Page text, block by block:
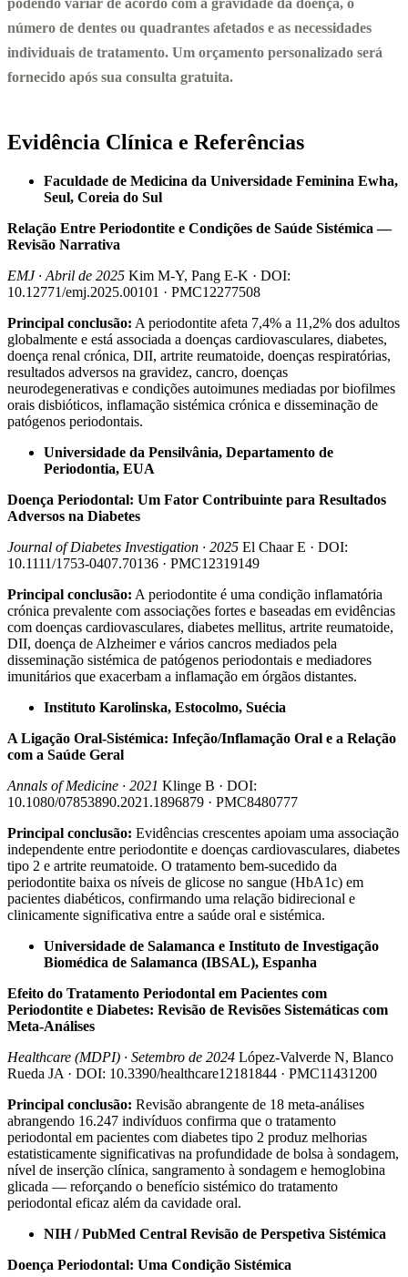
podendo variar de acordo com a gravidade da doença, o
número de dentes ou quadrantes afetados e as necessidades
individuais de tratamento. Um orçamento personalizado será
fornecido após sua consulta gratuita.
Evidência Clínica e Referências
Faculdade de Medicina da Universidade Feminina Ewha,
Seul, Coreia do Sul
Relação Entre Periodontite e Condições de Saúde Sistémica —
Revisão Narrativa
EMJ · Abril de 2025 Kim M-Y, Pang E-K · DOI:
10.12771/emj.2025.00101 · PMC12277508
Principal conclusão: A periodontite afeta 7,4% a 11,2% dos adultos
globalmente e está associada a doenças cardiovasculares, diabetes,
doença renal crónica, DII, artrite reumatoide, doenças respiratórias,
resultados adversos na gravidez, cancro, doenças
neurodegenerativas e condições autoimunes mediadas por biofilmes
orais disbióticos, inflamação sistémica crónica e disseminação de
patógenos periodontais.
Universidade da Pensilvânia, Departamento de
Periodontia, EUA
Doença Periodontal: Um Fator Contribuinte para Resultados
Adversos na Diabetes
Journal of Diabetes Investigation · 2025 El Chaar E · DOI:
10.1111/1753-0407.70136 · PMC12319149
Principal conclusão: A periodontite é uma condição inflamatória
crónica prevalente com associações fortes e baseadas em evidências
com doenças cardiovasculares, diabetes mellitus, artrite reumatoide,
DII, doença de Alzheimer e vários cancros mediados pela
disseminação sistémica de patógenos periodontais e mediadores
imunitários que exacerbam a inflamação em órgãos distantes.
Instituto Karolinska, Estocolmo, Suécia
A Ligação Oral-Sistémica: Infeção/Inflamação Oral e a Relação
com a Saúde Geral
Annals of Medicine · 2021 Klinge B · DOI:
10.1080/07853890.2021.1896879 · PMC8480777
Principal conclusão: Evidências crescentes apoiam uma associação
independente entre periodontite e doenças cardiovasculares, diabetes
tipo 2 e artrite reumatoide. O tratamento bem-sucedido da
periodontite baixa os níveis de glicose no sangue (HbA1c) em
pacientes diabéticos, confirmando uma relação bidirecional e
clinicamente significativa entre a saúde oral e sistémica.
Universidade de Salamanca e Instituto de Investigação
Biomédica de Salamanca (IBSAL), Espanha
Efeito do Tratamento Periodontal em Pacientes com
Periodontite e Diabetes: Revisão de Revisões Sistemáticas com
Meta-Análises
Healthcare (MDPI) · Setembro de 2024 López-Valverde N, Blanco
Rueda JA · DOI: 10.3390/healthcare12181844 · PMC11431200
Principal conclusão: Revisão abrangente de 18 meta-análises
abrangendo 16.247 indivíduos confirma que o tratamento
periodontal em pacientes com diabetes tipo 2 produz melhorias
estatisticamente significativas na profundidade de bolsa à sondagem,
nível de inserção clínica, sangramento à sondagem e hemoglobina
glicada — reforçando o benefício sistémico do tratamento
periodontal eficaz além da cavidade oral.
NIH / PubMed Central Revisão de Perspetiva Sistémica
Doença Periodontal: Uma Condição Sistémica